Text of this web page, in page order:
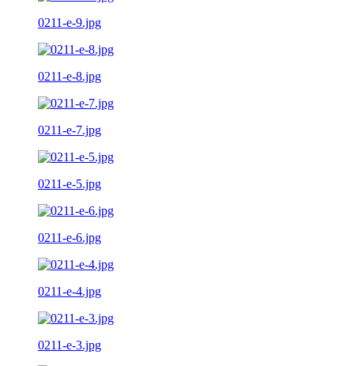
0211-e-9.jpg
0211-e-8.jpg
0211-e-7.jpg
0211-e-5.jpg
0211-e-6.jpg
0211-e-4.jpg
0211-e-3.jpg